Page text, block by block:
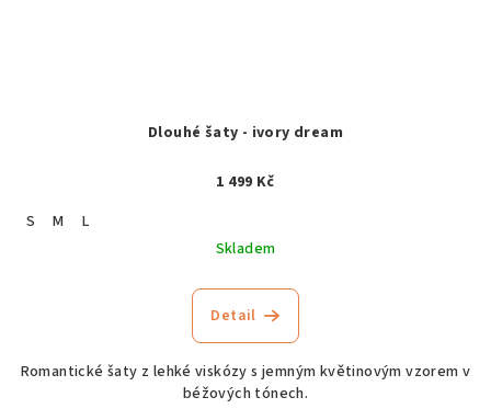
Dlouhé šaty - ivory dream
1 499 Kč
S
M
L
Skladem
Detail
Romantické šaty z lehké viskózy s jemným květinovým vzorem v
béžových tónech.